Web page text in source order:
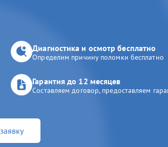
Диагностика и осмотр бесплатно
Определим причину поломки бесплатно
Гарантия до 12 месяцев
Составляем договор, предоставляем